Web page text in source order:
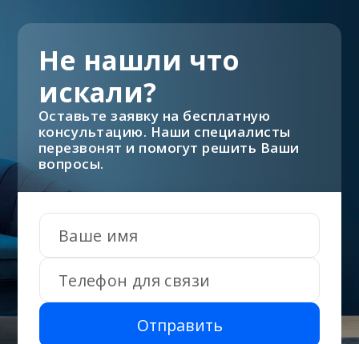
Отправить
Не нашли что
искали?
Оставьте заявку на бесплатную
консультацию. Наши специалисты
перезвонят и помогут решить Ваши
вопросы.